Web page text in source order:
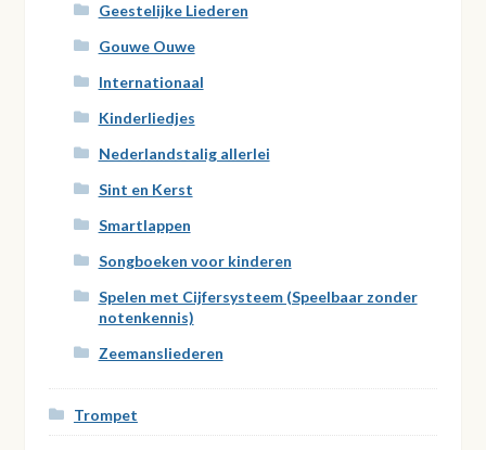
Geestelijke Liederen
Gouwe Ouwe
Internationaal
Kinderliedjes
Nederlandstalig allerlei
Sint en Kerst
Smartlappen
Songboeken voor kinderen
Spelen met Cijfersysteem (Speelbaar zonder
notenkennis)
Zeemansliederen
Trompet